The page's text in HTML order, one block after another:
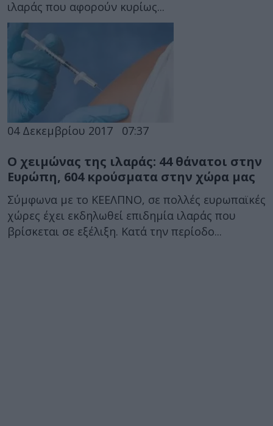
ιλαράς που αφορούν κυρίως...
04 Δεκεμβρίου 2017 07:37
Ο χειμώνας της ιλαράς: 44 θάνατοι στην
Ευρώπη, 604 κρούσματα στην χώρα μας
Σύμφωνα με το ΚΕΕΛΠΝΟ, σε πολλές ευρωπαϊκές
χώρες έχει εκδηλωθεί επιδημία ιλαράς που
βρίσκεται σε εξέλιξη. Κατά την περίοδο...